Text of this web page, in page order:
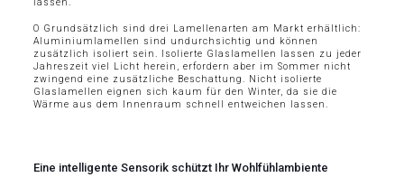
O Grundsätzlich sind drei Lamellenarten am Markt erhältlich:
Aluminiumlamellen sind undurchsichtig und können
zusätzlich isoliert sein. Isolierte Glaslamellen lassen zu jeder
Jahreszeit viel Licht herein, erfordern aber im Sommer nicht
zwingend eine zusätzliche Beschattung. Nicht isolierte
Glaslamellen eignen sich kaum für den Winter, da sie die
Wärme aus dem Innenraum schnell entweichen lassen.
Eine intelligente Sensorik schützt Ihr Wohlfühlambiente